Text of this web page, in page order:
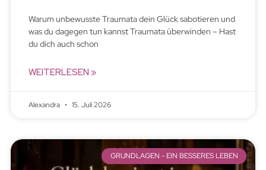
Warum unbewusste Traumata dein Glück sabotieren und
was du dagegen tun kannst Traumata überwinden – Hast
du dich auch schon
WEITERLESEN »
Alexandra 15. Juli 2026
GRUNDLAGEN - EIN BESSERES LEBEN